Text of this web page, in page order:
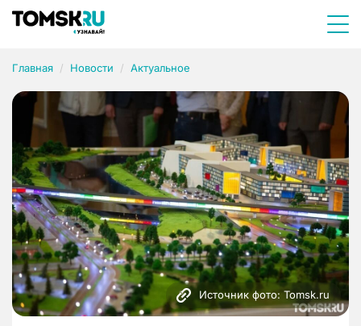
Главная Новости Актуальное
Источник фото: Tomsk.ru